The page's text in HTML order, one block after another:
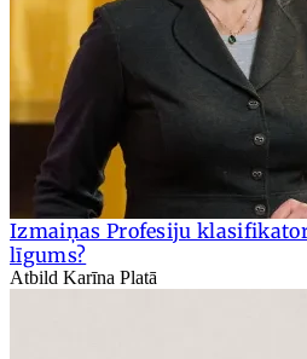
Izmaiņas Profesiju
līgums?
Atbild Karīna Platā